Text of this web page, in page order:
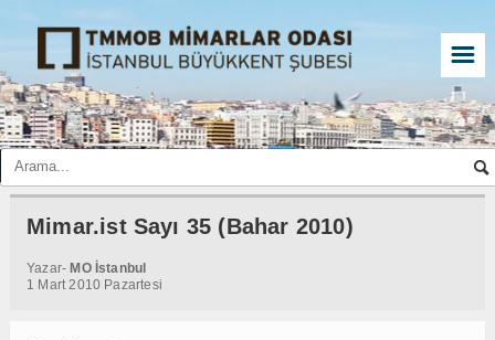
☰
Mimar.ist Sayı 35 (Bahar 2010)
Yazar- MO İstanbul
1 Mart 2010 Pazartesi